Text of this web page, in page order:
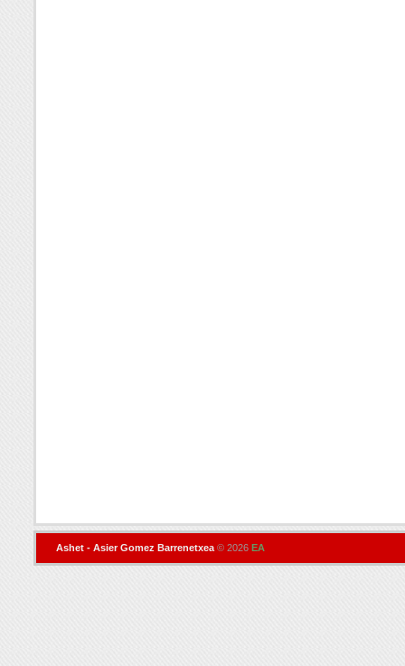
Ashet - Asier Gomez Barrenetxea © 2026 EA